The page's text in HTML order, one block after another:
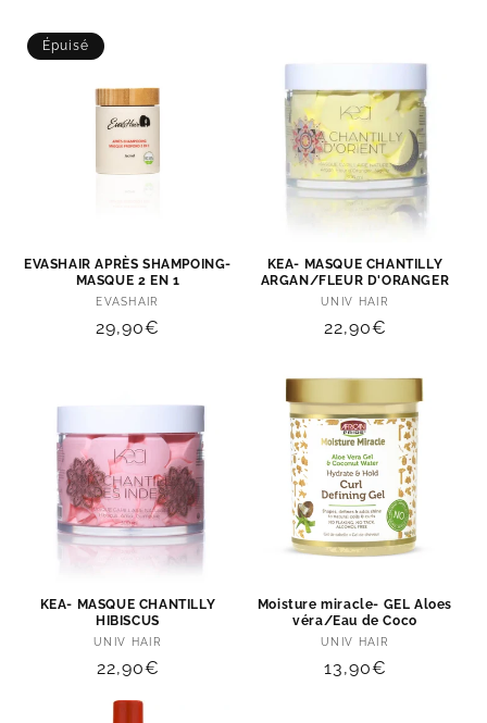
Épuisé
EVASHAIR APRÈS SHAMPOING-
MASQUE 2 EN 1
Distributeur :
EVASHAIR
Prix
29,90€
KEA- MASQUE CHANTILLY
ARGAN/FLEUR D'ORANGER
Distributeur :
UNIV HAIR
Prix
22,90€
KEA- MASQUE CHANTILLY
HIBISCUS
Distributeur :
UNIV HAIR
Prix
22,90€
Moisture miracle- GEL Aloes
véra/Eau de Coco
Distributeur :
UNIV HAIR
Prix
13,90€